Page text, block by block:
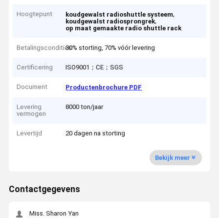
Hoogtepunt koudgewalst radioshuttle systeem,
koudgewalst radiosprongrek,
op maat gemaakte radio shuttle rack
Betalingscondities30% storting, 70% vóór levering
Certificering ISO9001；CE；SGS
Document Productenbrochure PDF
Levering
vermogen
8000 ton/jaar
Levertijd 20 dagen na storting
Bekijk meer
Contactgegevens
Miss. Sharon Yan